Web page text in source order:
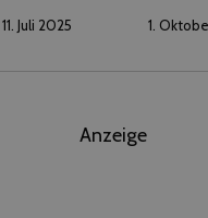
11. Juli 2025 1.
Anzeige